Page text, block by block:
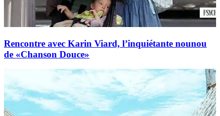
Rencontre avec Karin Viard, l’inquiétante nounou
de «Chanson Douce»